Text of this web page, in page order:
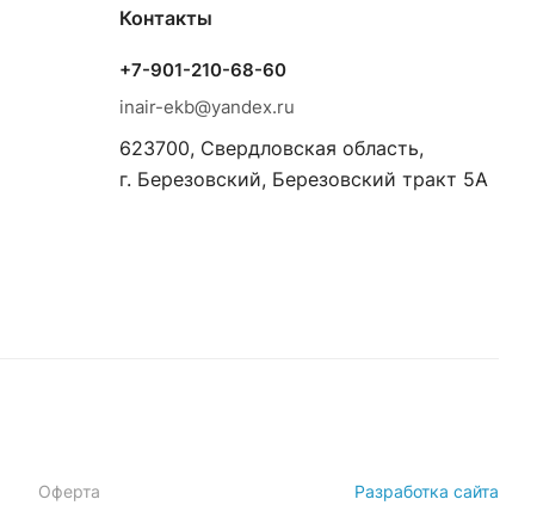
Контакты
+7-901-210-68-60
inair-ekb@yandex.ru
623700, Свердловская область,
г. Березовский, Березовский тракт 5А
Оферта Разработка сайта